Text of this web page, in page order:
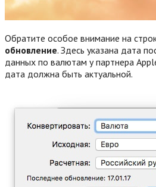
Обратите особое внимание на
обновление. Здесь указана дата
данных по валютам у партнера
дата должна быть актуальной.